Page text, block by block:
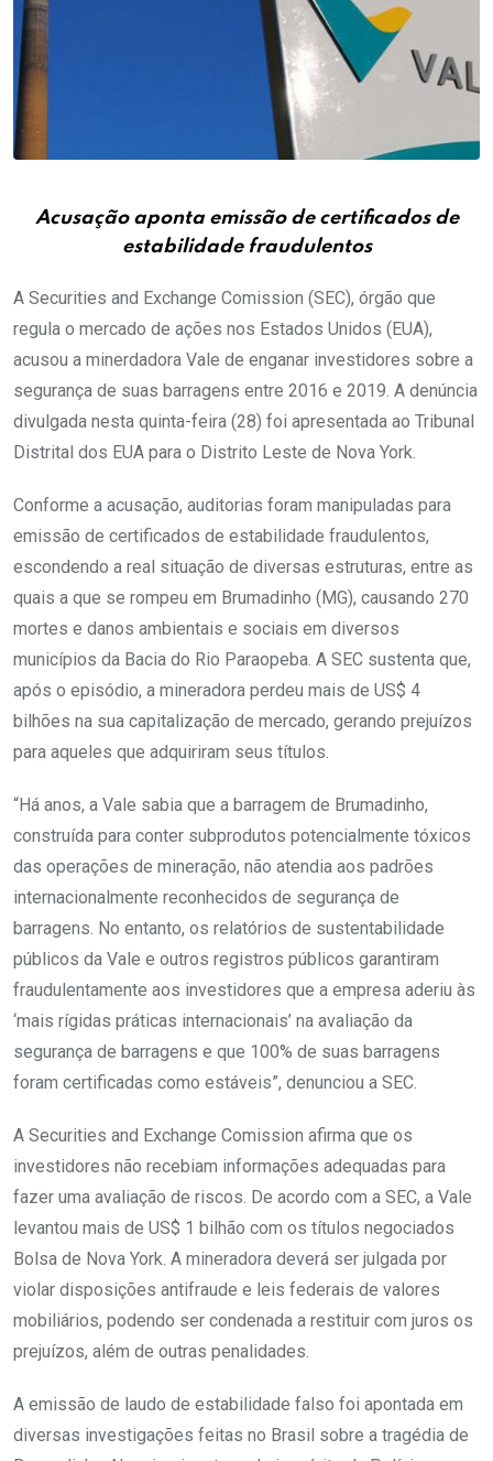
Acusação aponta emissão de certificados de
estabilidade fraudulentos
A Securities and Exchange Comission (SEC), órgão que
regula o mercado de ações nos Estados Unidos (EUA),
acusou a minerdadora Vale de enganar investidores sobre a
segurança de suas barragens entre 2016 e 2019. A denúncia
divulgada nesta quinta-feira (28) foi apresentada ao Tribunal
Distrital dos EUA para o Distrito Leste de Nova York.
Conforme a acusação, auditorias foram manipuladas para
emissão de certificados de estabilidade fraudulentos,
escondendo a real situação de diversas estruturas, entre as
quais a que se rompeu em Brumadinho (MG), causando 270
mortes e danos ambientais e sociais em diversos
municípios da Bacia do Rio Paraopeba. A SEC sustenta que,
após o episódio, a mineradora perdeu mais de US$ 4
bilhões na sua capitalização de mercado, gerando prejuízos
para aqueles que adquiriram seus títulos.
“Há anos, a Vale sabia que a barragem de Brumadinho,
construída para conter subprodutos potencialmente tóxicos
das operações de mineração, não atendia aos padrões
internacionalmente reconhecidos de segurança de
barragens. No entanto, os relatórios de sustentabilidade
públicos da Vale e outros registros públicos garantiram
fraudulentamente aos investidores que a empresa aderiu às
‘mais rígidas práticas internacionais’ na avaliação da
segurança de barragens e que 100% de suas barragens
foram certificadas como estáveis”, denunciou a SEC.
A Securities and Exchange Comission afirma que os
investidores não recebiam informações adequadas para
fazer uma avaliação de riscos. De acordo com a SEC, a Vale
levantou mais de US$ 1 bilhão com os títulos negociados
Bolsa de Nova York. A mineradora deverá ser julgada por
violar disposições antifraude e leis federais de valores
mobiliários, podendo ser condenada a restituir com juros os
prejuízos, além de outras penalidades.
A emissão de laudo de estabilidade falso foi apontada em
diversas investigações feitas no Brasil sobre a tragédia de